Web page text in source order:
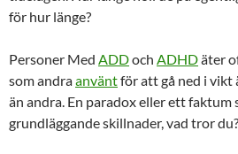
för hur länge?
Personer Med ADDoch ADHDäter
som andraanväntför att gå ned i vikt
än andra. En paradox eller ett faktum
grundläggande skillnader, vad tror du?